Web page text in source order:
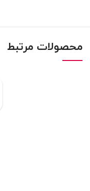
محصولات مرتبط